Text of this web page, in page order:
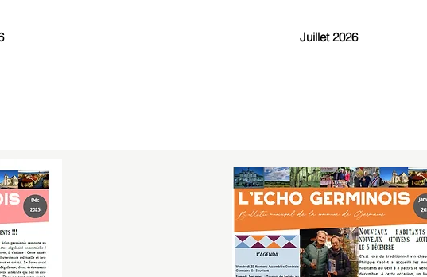
Juillet 2026